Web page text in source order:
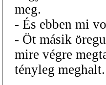
meg.
- És ebben mi
- Öt másik
mire végre
tényleg meghalt.